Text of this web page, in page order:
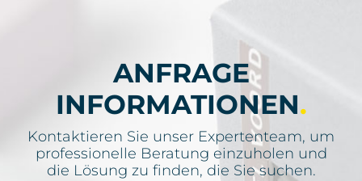
ANFRAGE
INFORMATIONEN.
Kontaktieren Sie unser Expertenteam, um
professionelle Beratung einzuholen und
die Lösung zu finden, die Sie suchen.